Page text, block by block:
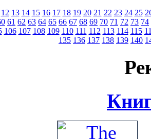
12 13 14 15 16 17 18 19 20 21 22 23 24 25
61 62 63 64 65 66 67 68 69 70 71 72 73 74
106 107 108 109 110 111 112 113 114 115
135 136 137 138 139 140